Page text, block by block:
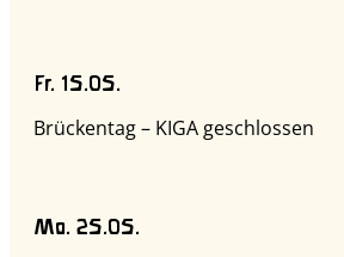
Fr. 15.05.
Brückentag – KIGA geschlossen
Mo. 25.05.